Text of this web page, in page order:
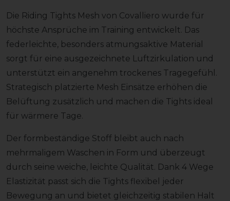
Die Riding Tights Mesh von Covalliero wurde für
höchste Ansprüche im Training entwickelt. Das
federleichte, besonders atmungsaktive Material
sorgt für eine ausgezeichnete Luftzirkulation und
unterstützt ein angenehm trockenes Tragegefühl.
Strategisch platzierte Mesh Einsätze erhöhen die
Belüftung zusätzlich und machen die Tights ideal
für wärmere Tage.
Der formbeständige Stoff bleibt auch nach
mehrmaligem Waschen in Form und überzeugt
durch seine weiche, leichte Qualität. Dank 4 Wege
Elastizität passt sich die Tights flexibel jeder
Bewegung an und bietet gleichzeitig stabilen Halt